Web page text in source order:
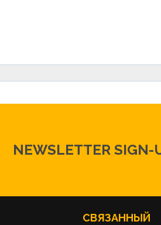
NEWSLETTER SIGN-
СВЯЗАННЫЙ